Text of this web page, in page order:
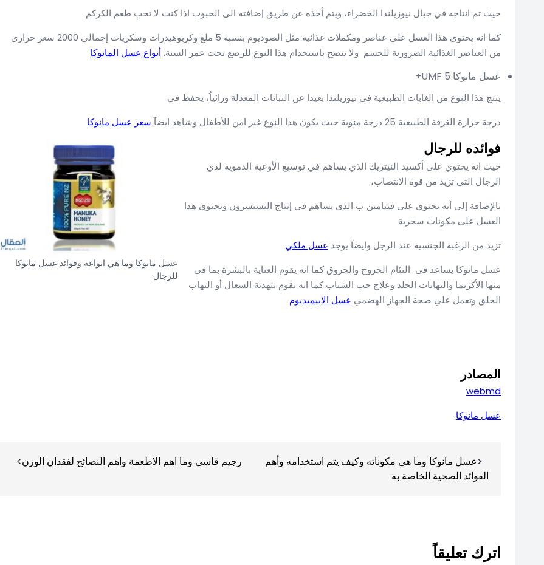
حيث تم انتاجه في جبال نيوزيلندا الخضراء، ويتم أخذه عن طريق إضافته الى الحبوب اذا كنت لا تحب طعم الكركم
كما انه يحتوي هذا العسل على عناصر ومكملات غذائية مثل الصوديوم بنسبة 5 ملغ وكربوهيدرات وسكريات إجمالي 2000 سعر حراري
من العناصر الغذائية الضرورية للجسم ولا ينصح باستخدام هذا النوع للرضع تحت عمر السنة. أنواع عسل المانوكا
عسل مانوكا UMF 5+
ينتج هذا النوع من الغابات الطبيعية في نيوزيلندا بعيدا عن النباتات المعدلة وراثياُ، يحفظ في
درجة حرارة الغرفة الطبيعية 25 درجة مئوية حيث يكون هذا النوع غير امن للأطفال وشاهد ايضآ
سعر عسل مانوكا
عسل مانوكا وما هي انواعه وفوائد عسل مانوكا
للرجال
فوائده للرجال
حيث انه يحتوي على أكسيد النيتريك الذي يساهم في توسيع الأوعية الدموية لدي
الرجال التي تزيد من قوة الانتصاب،
بالإضافة إلى أنه يحتوي على فيتامين ب الذي يساهم في إنتاج التستسرون ويحتوي هذا
العسل على مكونات سحرية
تزيد من الرغبة الجنسية عند الرجل وايضآ يوجد عسل ملكي
عسل مانوكا يساعد في التئام الجروح والحروق كما انه يقوم العناية بالبشرة بما في
منها الأكزيما والتهابات الجلد وعلاج حب الشباب كما انه يقوم بتهدئة السعال أو التهاب
الحلق وتعمل علي صحة الجهاز الهضمي عسل الابيميديوم
المصادر
webmd
عسل مانوكا
المقالاتعسل مانوكا وما هي مكوناته وكيف يتم استخدامه وأهم
الفوائد الصحية الخاصة به
رجيم قاسي وما اهم الاطعمة واهم النصائح لفقدان الوزن
اترك تعليقاً